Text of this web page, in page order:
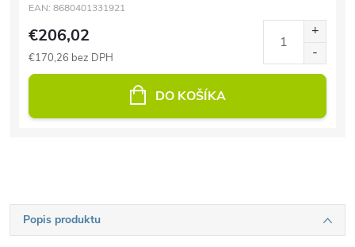
EAN: 8680401331921
€206,02
€170,26 bez DPH
DO KOŠÍKA
Popis produktu